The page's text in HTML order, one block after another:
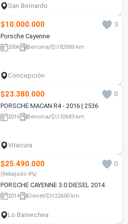
San Bernardo
$10.000.000
3
Porsche Cayenne
2006 Bencina 182000 km
Concepción
$23.380.000
0
PORSCHE MACAN R4 - 2016 | 2536
2016 Bencina 132683 km
Vitacura
$25.490.000 0
(Rebajado 4%)
PORSCHE CAYENNE 3.0 DIESEL 2014
2014 Diesel 122600 km
Lo Barnechea